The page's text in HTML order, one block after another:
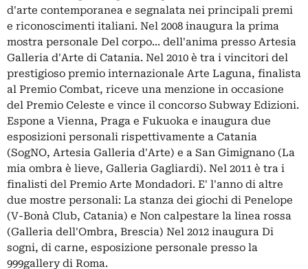
d'arte contemporanea e segnalata nei principali premi
e riconoscimenti italiani. Nel 2008 inaugura la prima
mostra personale Del corpo... dell'anima presso Artesia
Galleria d'Arte di Catania. Nel 2010 è tra i vincitori del
prestigioso premio internazionale Arte Laguna, finalista
al Premio Combat, riceve una menzione in occasione
del Premio Celeste e vince il concorso Subway Edizioni.
Espone a Vienna, Praga e Fukuoka e inaugura due
esposizioni personali rispettivamente a Catania
(SogNO, Artesia Galleria d'Arte) e a San Gimignano (La
mia ombra è lieve, Galleria Gagliardi). Nel 2011 è tra i
finalisti del Premio Arte Mondadori. E' l'anno di altre
due mostre personali: La stanza dei giochi di Penelope
(V-Bonà Club, Catania) e Non calpestare la linea rossa
(Galleria dell'Ombra, Brescia) Nel 2012 inaugura Di
sogni, di carne, esposizione personale presso la
999gallery di Roma.